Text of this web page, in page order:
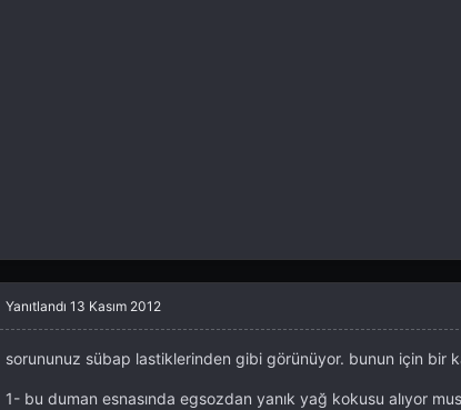
Yanıtlandı 13 Kasım 2012
sorununuz sübap lastiklerinden gibi görünüyor. bunun için bir
1- bu duman esnasında egsozdan yanık yağ kokusu alıyor